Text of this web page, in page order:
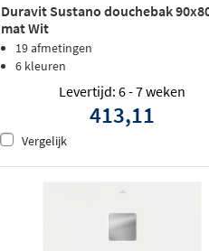
Duravit Sustano douchebak
mat Wit
19 afmetingen
6 kleuren
Levertijd: 6 - 7 weken
413,11
Vergelijk